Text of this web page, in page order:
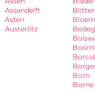
Assendelft
Asten
Austerlitz
Born
Borne